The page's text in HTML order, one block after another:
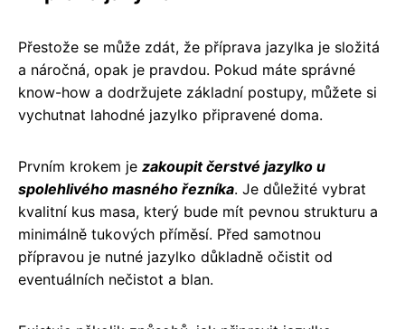
Přestože se může zdát, že příprava jazylka je složitá
a náročná, opak je pravdou. Pokud máte správné
know-how a dodržujete základní postupy, můžete si
vychutnat lahodné jazylko připravené doma.
Prvním krokem je zakoupit čerstvé jazylko u
spolehlivého masného řezníka. Je důležité vybrat
kvalitní kus masa, který bude mít pevnou strukturu a
minimálně tukových příměsí. Před samotnou
přípravou je nutné jazylko důkladně očistit od
eventuálních nečistot a blan.